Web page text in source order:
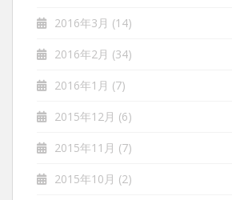
2016年3月 (14)
2016年2月 (34)
2016年1月 (7)
2015年12月 (6)
2015年11月 (7)
2015年10月 (2)